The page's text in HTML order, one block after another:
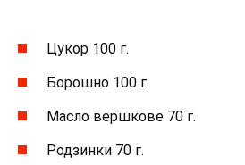
Цукор 100 г.
Борошно 100 г.
Масло вершкове 70 г.
Родзинки 70 г.